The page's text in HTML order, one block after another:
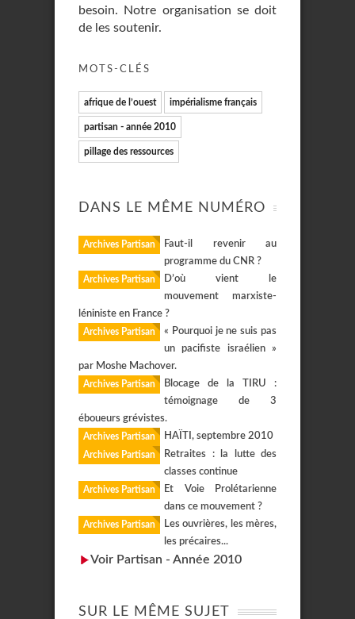
besoin. Notre organisation se doit
de les soutenir.
MOTS-CLÉS
afrique de l’ouest impérialisme français
partisan - année 2010
pillage des ressources
DANS LE MÊME NUMÉRO
Archives Partisan
Faut-il revenir au
programme du CNR ?
Archives Partisan
D’où vient le
mouvement marxiste-
léniniste en France ?
Archives Partisan
« Pourquoi je ne suis pas
un pacifiste israélien »
par Moshe Machover.
Archives Partisan
Blocage de la TIRU :
témoignage de 3
éboueurs grévistes.
Archives Partisan HAÏTI, septembre 2010
Archives Partisan
Retraites : la lutte des
classes continue
Archives Partisan
Et Voie Prolétarienne
dans ce mouvement ?
Archives Partisan
Les ouvrières, les mères,
les précaires...
Voir Partisan - Année 2010
SUR LE MÊME SUJET